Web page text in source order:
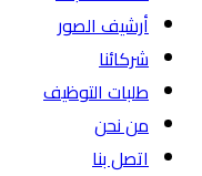
أرشيف الصور
شركائنا
طلبات التوظيف
من نحن
اتصل بنا